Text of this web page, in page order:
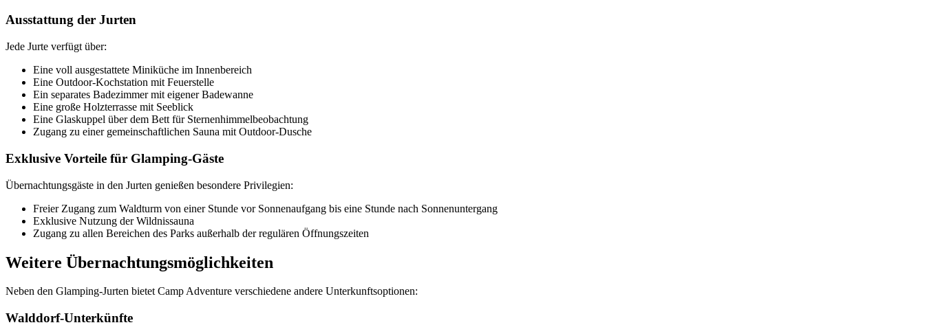
Ausstattung der Jurten
Jede Jurte verfügt über:
Eine voll ausgestattete Miniküche im Innenbereich
Eine Outdoor-Kochstation mit Feuerstelle
Ein separates Badezimmer mit eigener Badewanne
Eine große Holzterrasse mit Seeblick
Eine Glaskuppel über dem Bett für Sternenhimmelbeobachtung
Zugang zu einer gemeinschaftlichen Sauna mit Outdoor-Dusche
Exklusive Vorteile für Glamping-Gäste
Übernachtungsgäste in den Jurten genießen besondere Privilegien:
Freier Zugang zum Waldturm von einer Stunde vor Sonnenaufgang bis eine Stunde nach Sonnenuntergang
Exklusive Nutzung der Wildnissauna
Zugang zu allen Bereichen des Parks außerhalb der regulären Öffnungszeiten
Weitere Übernachtungsmöglichkeiten
Neben den Glamping-Jurten bietet Camp Adventure verschiedene andere Unterkunftsoptionen:
Walddorf-Unterkünfte